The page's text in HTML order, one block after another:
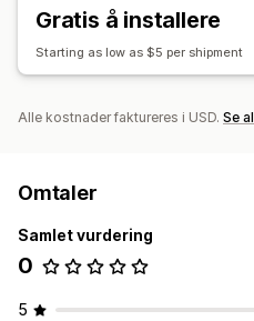
Gratis å installere
Starting as low as $5 per shipment
Alle kostnader faktureres i USD. Se
Omtaler
Samlet vurdering
0
5